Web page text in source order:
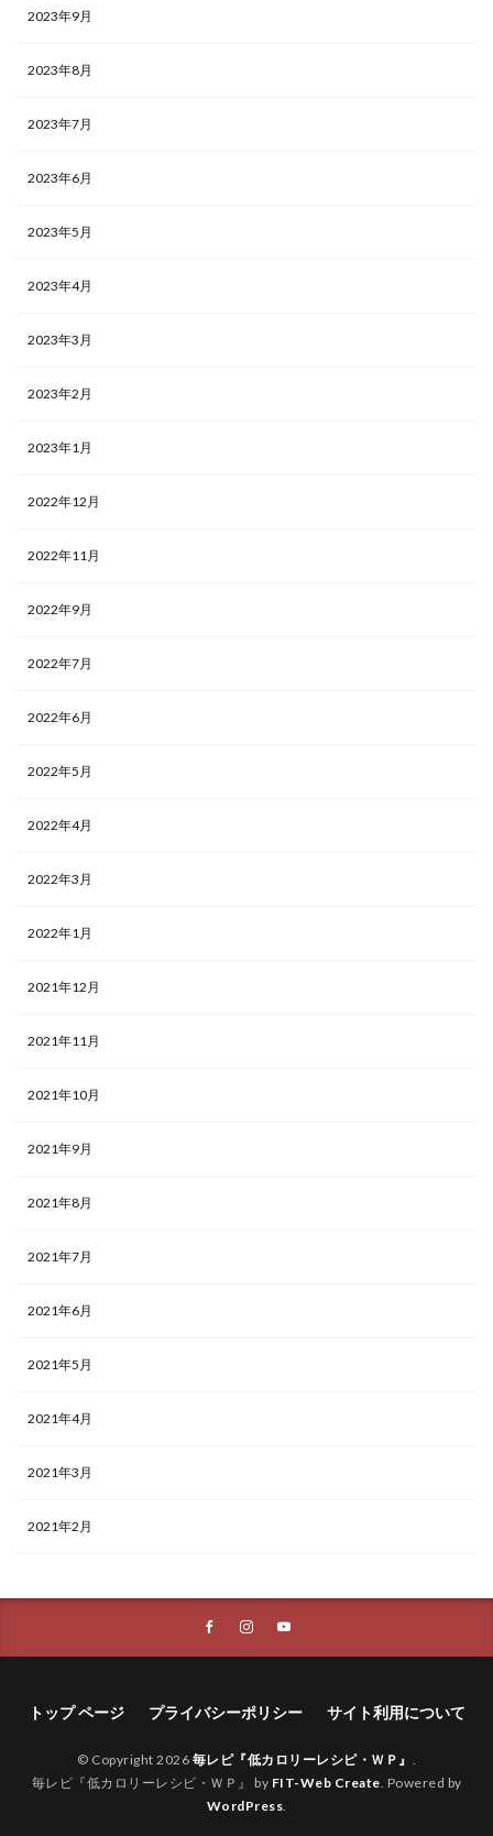
2023年9月
2023年8月
2023年7月
2023年6月
2023年5月
2023年4月
2023年3月
2023年2月
2023年1月
2022年12月
2022年11月
2022年9月
2022年7月
2022年6月
2022年5月
2022年4月
2022年3月
2022年1月
2021年12月
2021年11月
2021年10月
2021年9月
2021年8月
2021年7月
2021年6月
2021年5月
2021年4月
2021年3月
2021年2月
トップ ページ プライバシーポリシー サイト利用について
© Copyright 2026 毎レピ『低カロリーレシピ・ＷＰ』 .
毎レピ『低カロリーレシピ・ＷＰ』 by FIT-Web Create. Powered by
WordPress.